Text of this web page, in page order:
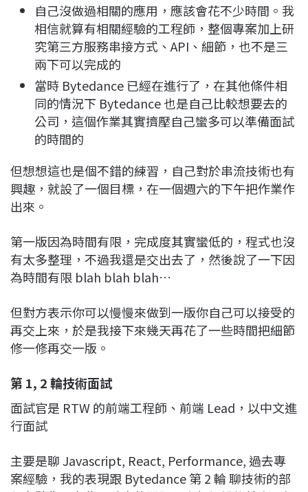
自己沒做過相關的應用，應該會花不少時間。我
相信就算有相關經驗的工程師，整個專案加上研
究第三方服務串接方式、API、細節，也不是三
兩下可以完成的
當時 Bytedance 已經在進行了，在其他條件相
同的情況下 Bytedance 也是自己比較想要去的
公司，這個作業其實擠壓自己蠻多可以準備面試
的時間的
但想想這也是個不錯的練習，自己對於串流技術也有
興趣，就設了一個目標，在一個週六的下午把作業作
出來。
第一版因為時間有限，完成度其實蠻低的，程式也沒
有太多整理，不過我還是交出去了，然後說了一下因
為時間有限 blah blah blah…
但對方表示你可以慢慢來做到一版你自己可以接受的
再交上來，於是我接下來幾天再花了一些時間把細節
修一修再交一版。
第 1, 2 輪技術面試
面試官是 RTW 的前端工程師、前端 Lead，以中文進
行面試
主要是聊 Javascript, React, Performance, 過去專
案經驗，我的表現跟 Bytedance 第 2 輪 聊技術的部